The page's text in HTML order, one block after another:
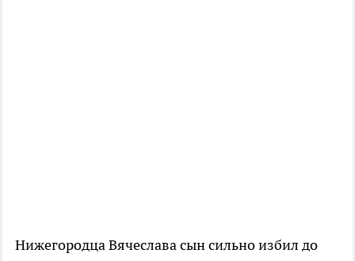
Нижегородца Вячеслава сын сильно избил до